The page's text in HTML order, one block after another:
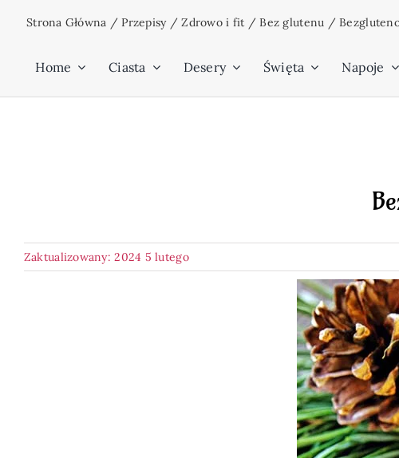
Strona Główna /Przepisy/Zdrowo i fit /Bez glutenu /
Home Ciasta Desery Święta Napoje
Zaktualizowany: 2024 5 lutego